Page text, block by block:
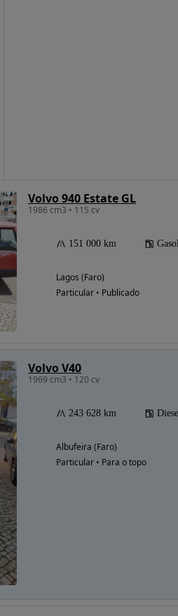
Possibilidade de
Volvo 940 Estate GL
1986 cm3 • 115 cv
151 000 km
Lagos (Faro)
Particular • Publicado
Volvo V40
1969 cm3 • 120 cv
243 628 km
Albufeira (Faro)
Particular • Para o topo